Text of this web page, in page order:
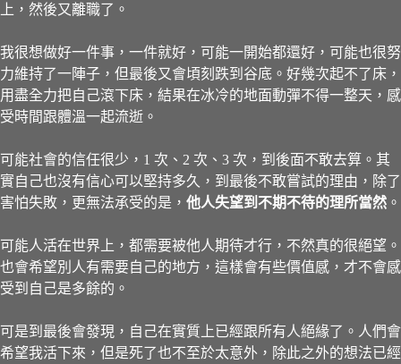
上，然後又離職了。
我很想做好一件事，一件就好，可能一開始都還好，可能也很努
力維持了一陣子，但最後又會頃刻跌到谷底。好幾次起不了床，
用盡全力把自己滾下床，結果在冰冷的地面動彈不得一整天，感
受時間跟體溫一起流逝。
可能社會的信任很少，1 次、2 次、3 次，到後面不敢去算。其
實自己也沒有信心可以堅持多久，到最後不敢嘗試的理由，除了
害怕失敗，更無法承受的是， 他人失望到不期不待的理所當然 。
可能人活在世界上，都需要被他人期待才行，不然真的很絕望。
也會希望別人有需要自己的地方，這樣會有些價值感，才不會感
受到自己是多餘的。
可是到最後會發現，自己在實質上已經跟所有人絕緣了。人們會
希望我活下來，但是死了也不至於太意外，除此之外的想法已經